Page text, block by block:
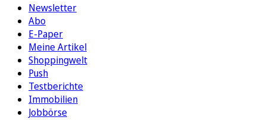
Newsletter
Abo
E-Paper
Meine Artikel
Shoppingwelt
Push
Testberichte
Immobilien
Jobbörse